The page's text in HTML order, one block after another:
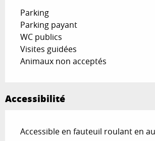
Parking
Parking payant
WC publics
Visites guidées
Animaux non acceptés
Accessibilité
Accessible en fauteuil roulant en